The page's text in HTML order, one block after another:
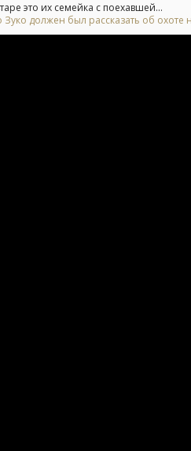
это их семейка с поехавшей...
должен был рассказать об